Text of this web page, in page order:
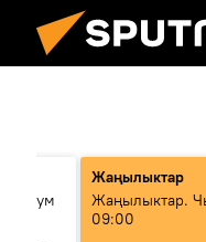
бум
Жаңылыктар
Жаңылыктар.
09:00